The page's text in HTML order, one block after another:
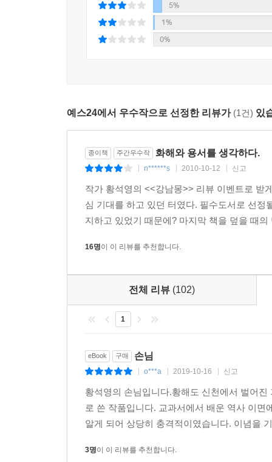
교육수단일 수가 있었습니다.
베트남이나 중국의 경우, 토지개혁 과정을 착근(
교계의 장로들을 포용하지 못했고, 이들 상반된
맞대결하게 되지요.
사회주의와 기독교는 철천지원수의 이데올로기
나는 베를린에서 장벽이 무너지고 세계사가 격
것이었습니다. 그것은 '현실주의적 생각을 동아시
의구심이 옳은 것으로 드러난 겁니다. 진실은
지금도 그치지 않는 광적인 증오의 뿌리가 되었
위해서였을 겁니다.
민속적 별명이기도 합니다. 천연두는 17세기에
압록강을 건너 조선에 들어왔습니다. 특히 병자
병정을 말합니다. 천연두의 다른 별명인 '마마'
무서워했는지 알 수가 있습니다. {조선왕조실록}
정도입니다. 마을마다 수호신처럼 서 있는 장승
것이랍니다.
5%
1%
0%
예스24에서 우수작으로 선정한 리뷰가 (1건) 있
종이책 주간우수작 화해와 용서를 생각하다.
n******s 2010-10-12 신고
작가 황석영의 <<강남몽>> 리뷰 이벤트로 받
심 기대를 하고 있던 터였다. 필수도서로 선
지하고 있었기 때문에? 마지막 책을 덮을 때
16명이 이 리뷰를 추천합니다.
전체 리뷰 (102)
1
eBook 구매 손님
o***a 2019-10-16 신고
황석영의 손님입니다.황해도 신천에서 벌어
로 쓴 작품입니다. 교과서에서 배운 역사 이
알게 되어 상당히 충격적이였습니다. 이념을
3명이 이 리뷰를 추천합니다.